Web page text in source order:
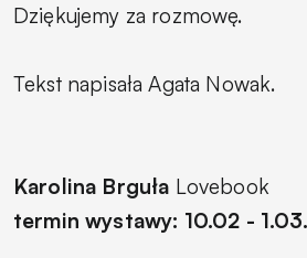
Dziękujemy za rozmowę.
Tekst napisała Agata Nowak.
Karolina Brguła Lovebook
termin wystawy: 10.02 -